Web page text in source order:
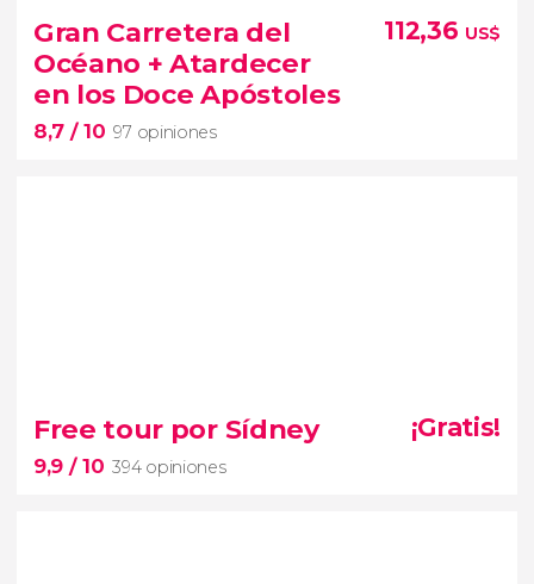
40 opiniones
canguros y wombats de las Southern
Highlands
excursión desde Sídney
Fitzroy Falls
Gran Carretera del
Océano + Atardecer
en los Doce Apóstoles
8,7 / 10 97 opiniones
112,36 US$
Gran Carretera del Océano
espectacular por el sureste de Australia
veremos el atardecer en los
Free tour por Sídney
9,9 / 10 394 opiniones
¡Gratis!